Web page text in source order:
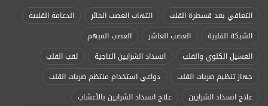
التعافي بعد قسطرة القلب التهاب العصب الحائر
الدعامة القلبية
الشبكة القلبية
العصب العاشر
العصب المبهم
الغسيل الكلوي والقلب
انسداد الشرايين التاجية
ثقب القلب
جهاز تنظيم ضربات القلب
دواعي استخدام منتظم ضربات القلب
علاج انسداد الشرايين
علاج انسداد الشرايين بالأعشاب